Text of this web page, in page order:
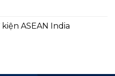
ASEAN India